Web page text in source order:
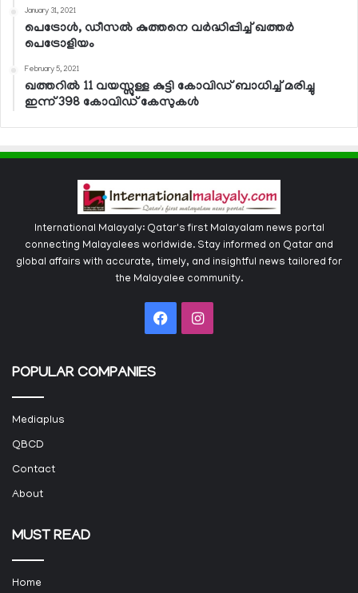
January 31, 2021
പെട്രോള്‍, ഡീസല്‍ കുത്തനെ വര്‍ദ്ധിപ്പിച്ച് ഖത്തര്‍
പെട്രോളിയം
February 5, 2021
ഖത്തറില്‍ 11 വയസ്സുള്ള കുട്ടി കോവിഡ് ബാധിച്ച് മരിച്ചു
ഇന്ന് 398 കോവിഡ് കേസുകള്‍
International Malayaly: Qatar's first Malayalam news portal
connecting Malayalees worldwide. Stay informed on Qatar and
global affairs with accurate, timely, and insightful news tailored for
the Malayalee community.
FacebookInstagram
POPULAR COMPANIES
Mediaplus
QBCD
Contact
About
MUST READ
Home